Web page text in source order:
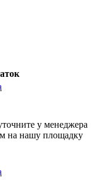
у менеджера
на нашу площадку